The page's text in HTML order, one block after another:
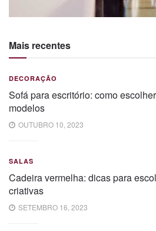
Mais recentes
DECORAÇÃO
Sofá para escritório: como
modelos
OUTUBRO 10, 2023
SALAS
Cadeira vermelha: dicas para
criativas
SETEMBRO 16, 2023